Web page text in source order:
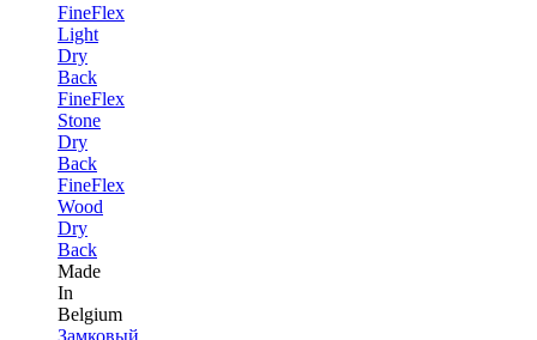
FineFlex
Light
Dry
Back
FineFlex
Stone
Dry
Back
FineFlex
Wood
Dry
Back
Made
In
Belgium
Замковый